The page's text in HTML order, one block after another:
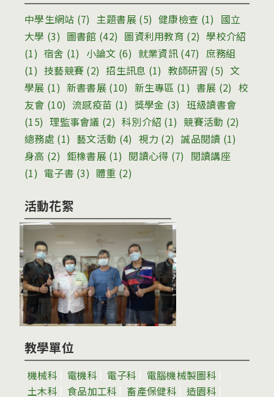
中學生網站 (7) 主題書展(5) 健康檢查 (1) 國立
大學 (3) 圖書館 (42) 圖資利用教育 (2) 學校介紹
(1) 宿舍 (1) 小論文 (6) 就業資訊 (47) 庶務組
(1) 技藝競賽 (2) 招生訊息 (1) 教師研習 (5) 文
學展 (1) 新書書展 (10) 新生專區 (1) 書展 (2) 校
友會 (10) 流感疫苗 (1) 獎學金 (3) 班級讀書會
(15) 理監事會議 (2) 科別介紹 (1) 競賽活動 (2)
總務處 (1) 藝文活動 (4) 視力 (2) 誠品閱讀 (1)
身高 (2) 鉅橡書展 (1) 閱讀心得 (7) 閱讀講座
(1) 電子書 (3) 體重 (2)
活動花絮
教學單位
機械科 電機科 電子科
電腦機械製圖科
土木科
食品加工科 畜產保健科 造園科